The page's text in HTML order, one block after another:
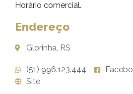
Horário comercial.
Endereço
Glorinha, RS
(51) 996.123.444
Site